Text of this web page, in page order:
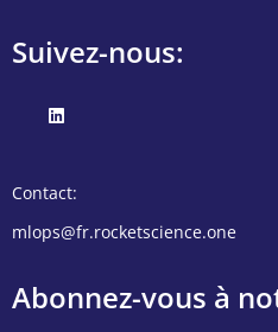
Suivez-nous:
Contact:
mlops@fr.rocketscience.one
Abonnez-vous à